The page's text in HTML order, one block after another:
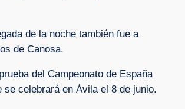
de la noche también fue a
de Canosa.
del Campeonato de España
se celebrará en Ávila el 8 de junio.